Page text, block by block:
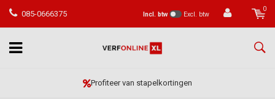
085-0666375 Incl. btw Excl. btw
0
Profiteer van stapelkortingen